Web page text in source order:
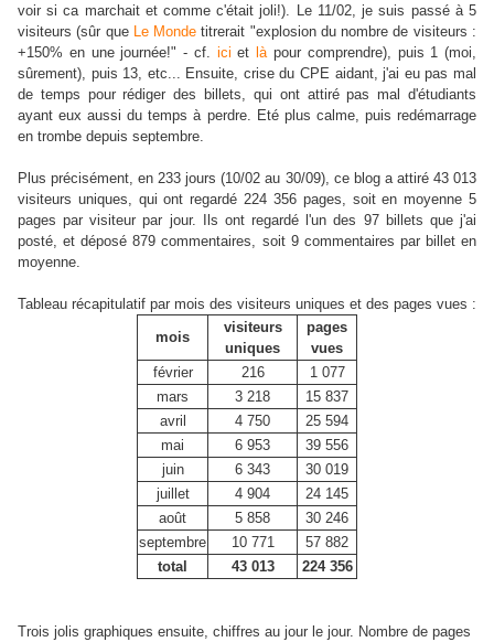
voir si ca marchait et comme c'était joli!). Le 11/02, je suis passé à 5
visiteurs (sûr que Le Monde titrerait "explosion du nombre de visiteurs :
+150% en une journée!" - cf. iciet là pour comprendre), puis 1 (moi,
sûrement), puis 13, etc... Ensuite, crise du CPE aidant, j'ai eu pas mal
de temps pour rédiger des billets, qui ont attiré pas mal d'étudiants
ayant eux aussi du temps à perdre. Eté plus calme, puis redémarrage
en trombe depuis septembre.
Plus précisément, en 233 jours (10/02 au 30/09), ce blog a attiré 43 013
visiteurs uniques, qui ont regardé 224 356 pages, soit en moyenne 5
pages par visiteur par jour. Ils ont regardé l'un des 97 billets que j'ai
posté, et déposé 879 commentaires, soit 9 commentaires par billet en
moyenne.
Tableau récapitulatif par mois des visiteurs uniques et des pages vues :
mois
visiteurs
uniques
pages
vues
février
216
1 077
mars
3 218
15 837
avril
4 750
25 594
mai
6 953
39 556
juin
6 343
30 019
juillet
4 904
24 145
août
5 858
30 246
septembre
10 771
57 882
total
43 013 224 356
Trois jolis graphiques ensuite, chiffres au jour le jour. Nombre de pages